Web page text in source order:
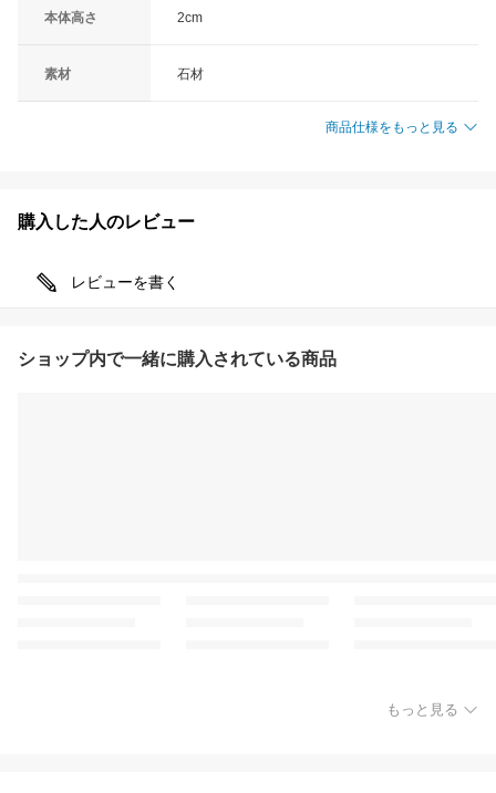
本体高さ 2cm
素材 石材
商品仕様をもっと見る
購入した人のレビュー
レビューを書く
ショップ内で一緒に購入されている商品
もっと見る